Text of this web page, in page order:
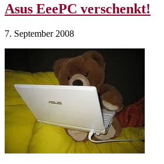
Asus EeePC verschenkt!
7. September 2008